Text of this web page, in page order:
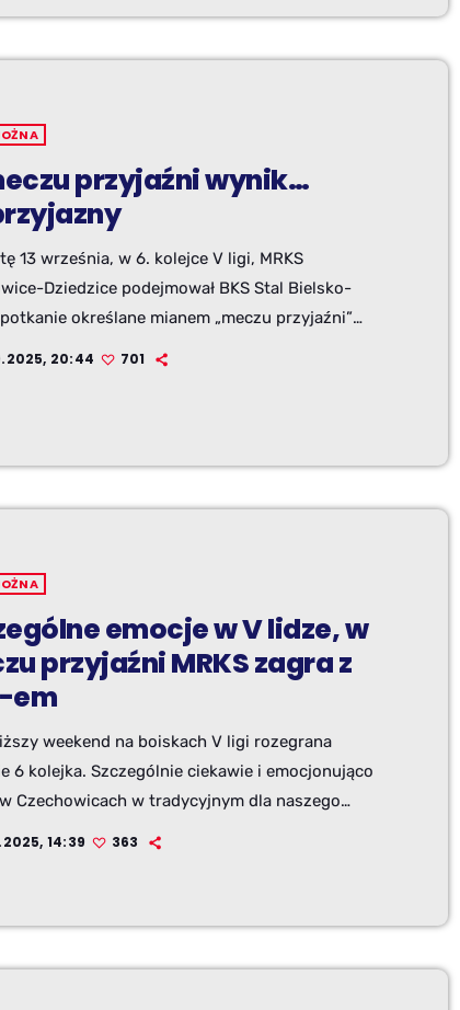
przyjaźni wynik…
13 września, w 6. kolejce V ligi, MRKS
Dziedzice podejmował BKS Stal Bielsko-
określane mianem „meczu przyjaźni”
oprawę i dostarczyło kibicom sporo
20:44 701
emocje w V lidze, w
przyjaźni MRKS zagra z
em
weekend na boiskach V ligi rozegrana
6 kolejka. Szczególnie ciekawie i emocjonująco
Czechowicach w tradycyjnym dla naszego
meczu przyjaźni, zerkniemy także na inne
14:39 363